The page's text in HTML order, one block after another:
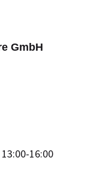
GmbH
16:00